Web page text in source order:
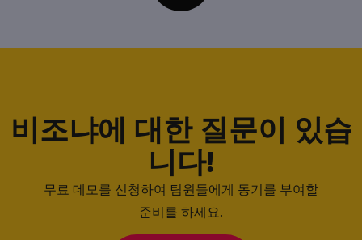
비조냐에 대한 질문이 있습
니다!
무료 데모를 신청하여 팀원들에게 동기를 부여할
준비를 하세요.